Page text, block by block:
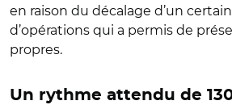
en raison du décalage d’un
d’opérations qui a permis de
propres.
Un rythme attendu de